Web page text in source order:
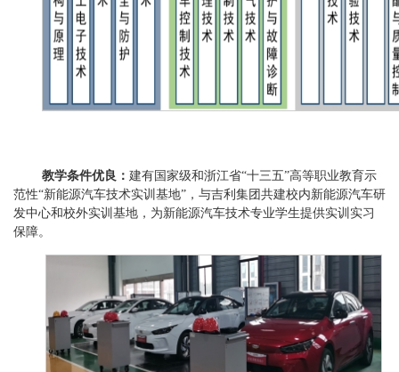
教学条件优良： 建有国家级和浙江省“十三五”高等职业教育示
范性“新能源汽车技术实训基地”，与吉利集团共建校内新能源汽车研
发中心和校外实训基地，为新能源汽车技术专业学生提供实训实习
保障。